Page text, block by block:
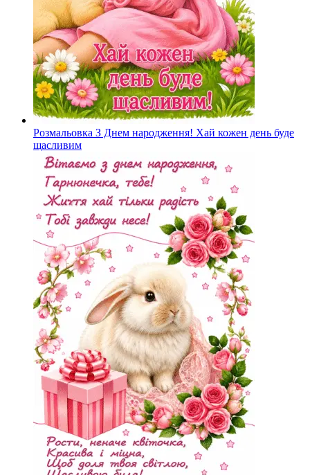
Розмальовка З Днем народження! Хай кожен день буде
щасливим